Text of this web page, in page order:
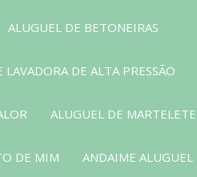
ALUGUEL DE BETONEIRAS
LAVADORA DE ALTA PRESSÃO
ALUGUEL DE
DE MIM ANDAIME ALUGUEL